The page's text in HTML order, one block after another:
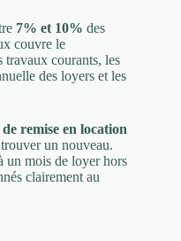
7% et 10% des
couvre le
travaux courants, les
des loyers et les
remise en location
un nouveau.
un mois de loyer hors
clairement au